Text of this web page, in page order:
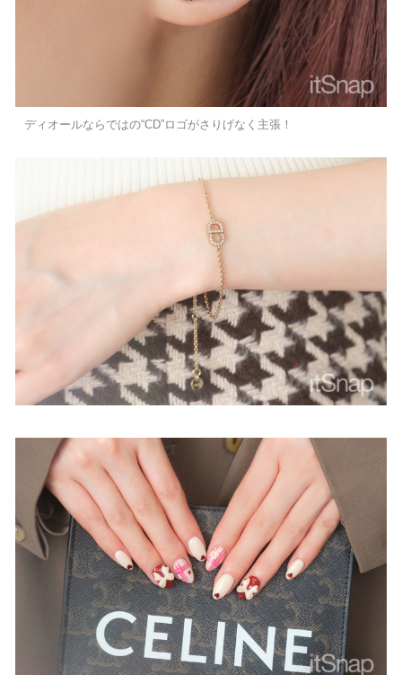
ディオールならではの“CD”ロゴがさりげなく主張！